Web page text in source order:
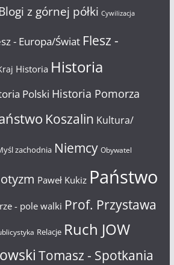
z górnej półki Cywilizacja
- Europa/Świat Flesz -
Historia Historia
Polski Historia Pomorza
Koszalin Kultura/
zachodnia Niemcy Obywatel
Paweł Kukiz Państwo
- pole walki Prof. Przystawa
Relacje Ruch JOW
Tomasz - Spotkania